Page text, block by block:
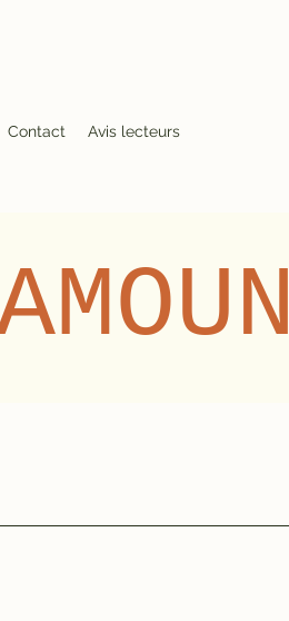
Contact Avis lecteurs